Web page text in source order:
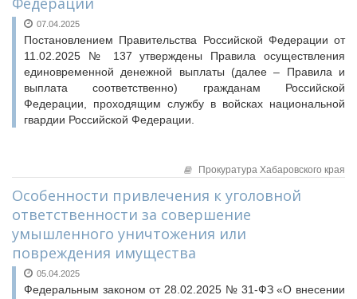
07.04.2025
Постановлением Правительства Российской Федерации от
11.02.2025 № 137 утверждены Правила осуществления
единовременной денежной выплаты (далее – Правила и
выплата соответственно) гражданам Российской
Федерации, проходящим службу в войсках национальной
гвардии Российской Федерации.
Прокуратура Хабаровского края
Особенности привлечения к уголовной
ответственности за совершение
умышленного уничтожения или
повреждения имущества
05.04.2025
Федеральным законом от 28.02.2025 № 31-ФЗ «О внесении